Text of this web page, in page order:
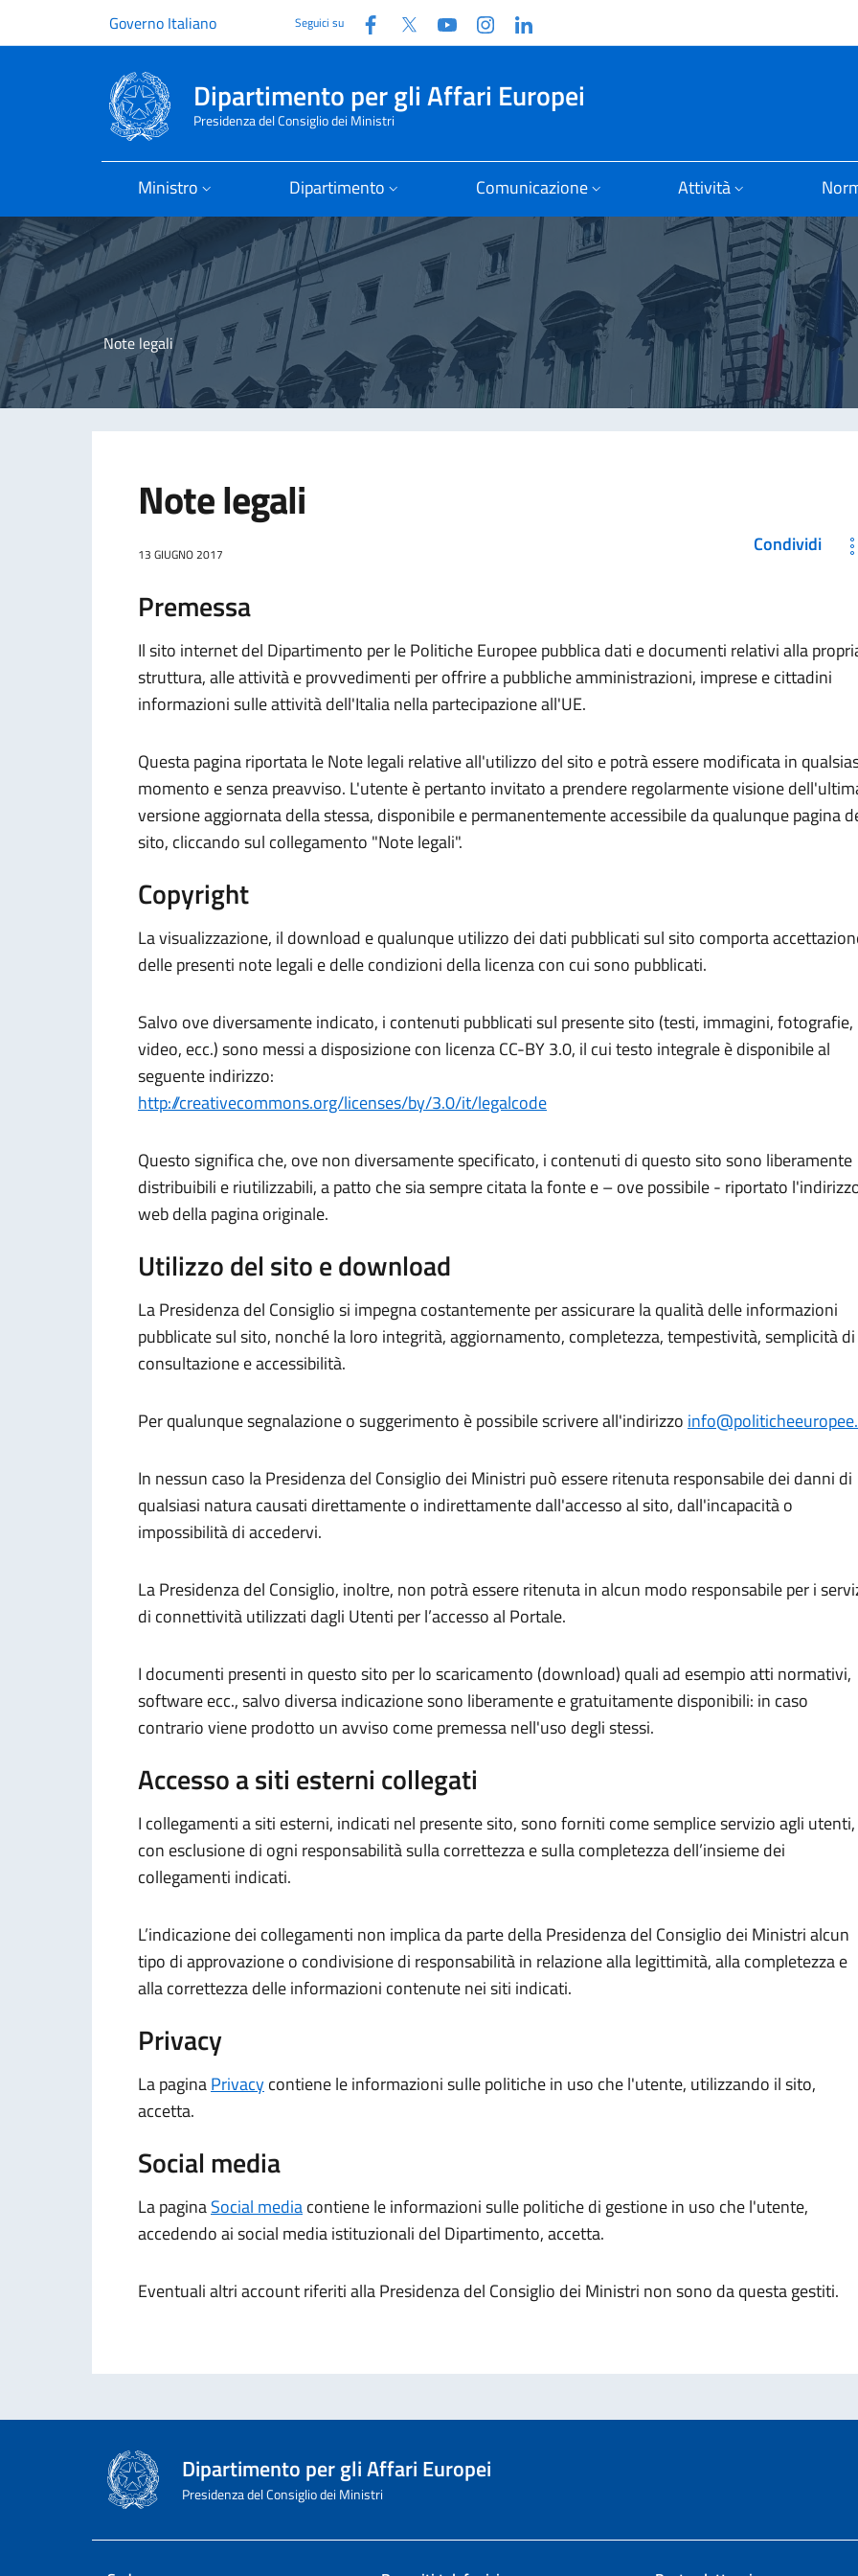
Governo Italiano Seguici su Facebook
Twitter YouTubeInstagram
Dipartimento per gli Affari Europei
Presidenza del Consiglio dei Ministri
Ministro Dipartimento Comunicazione Attività
Note legali
Note legali
13 GIUGNO 2017 Condividi
Premessa
Il sito internet del Dipartimento per le Politiche Europee pubblica dati e documenti relativi alla
struttura, alle attività e provvedimenti per offrire a pubbliche amministrazioni, imprese e cittadini
informazioni sulle attività dell'Italia nella partecipazione all'UE.
Questa pagina riportata le Note legali relative all'utilizzo del sito e potrà essere modificata in
momento e senza preavviso. L'utente è pertanto invitato a prendere regolarmente visione
versione aggiornata della stessa, disponibile e permanentemente accessibile da qualunque pagina
sito, cliccando sul collegamento "Note legali".
Copyright
La visualizzazione, il download e qualunque utilizzo dei dati pubblicati sul sito comporta
delle presenti note legali e delle condizioni della licenza con cui sono pubblicati.
Salvo ove diversamente indicato, i contenuti pubblicati sul presente sito (testi, immagini, fotografie,
video, ecc.) sono messi a disposizione con licenza CC-BY 3.0, il cui testo integrale è disponibile al
seguente indirizzo:
http://creativecommons.org/licenses/by/3.0/it/legalcode
Questo significa che, ove non diversamente specificato, i contenuti di questo sito sono liberamente
distribuibili e riutilizzabili, a patto che sia sempre citata la fonte e – ove possibile - riportato
web della pagina originale.
Utilizzo del sito e download
La Presidenza del Consiglio si impegna costantemente per assicurare la qualità delle informazioni
pubblicate sul sito, nonché la loro integrità, aggiornamento, completezza, tempestività, semplicità di
consultazione e accessibilità.
Per qualunque segnalazione o suggerimento è possibile scrivere all'indirizzo
In nessun caso la Presidenza del Consiglio dei Ministri può essere ritenuta responsabile dei danni di
qualsiasi natura causati direttamente o indirettamente dall'accesso al sito, dall'incapacità o
impossibilità di accedervi.
La Presidenza del Consiglio, inoltre, non potrà essere ritenuta in alcun modo responsabile per i
di connettività utilizzati dagli Utenti per l’accesso al Portale.
I documenti presenti in questo sito per lo scaricamento (download) quali ad esempio atti normativi,
software ecc., salvo diversa indicazione sono liberamente e gratuitamente disponibili: in caso
contrario viene prodotto un avviso come premessa nell'uso degli stessi.
Accesso a siti esterni collegati
I collegamenti a siti esterni, indicati nel presente sito, sono forniti come semplice servizio agli utenti,
con esclusione di ogni responsabilità sulla correttezza e sulla completezza dell’insieme dei
collegamenti indicati.
L’indicazione dei collegamenti non implica da parte della Presidenza del Consiglio dei Ministri alcun
tipo di approvazione o condivisione di responsabilità in relazione alla legittimità, alla completezza e
alla correttezza delle informazioni contenute nei siti indicati.
Privacy
La paginaPrivacycontiene le informazioni sulle politiche in uso che l'utente, utilizzando il sito,
accetta.
Social media
La paginaSocial mediacontiene le informazioni sulle politiche di gestione in uso che l'utente,
accedendo ai social media istituzionali del Dipartimento, accetta.
Eventuali altri account riferiti alla Presidenza del Consiglio dei Ministri non sono da questa gestiti.
Dipartimento per gli Affari Europei
Presidenza del Consiglio dei Ministri